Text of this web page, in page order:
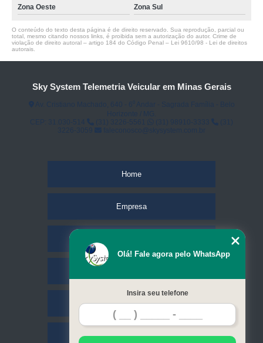
Zona Oeste Zona Sul
O conteúdo do texto desta página é de direito reservado. Sua reprodução, parcial ou
total, mesmo citando nossos links, é proibida sem a autorização do autor. Crime de
violação de direito autoral – artigo 184 do Código Penal – Lei 9610/98 - Lei de direitos
autorais
Sky System Telemetria Veicular em Minas Gerais
Home
Empresa
Contato
Mapa do site
Olá! Fale agora pelo WhatsApp
Insira seu telefone